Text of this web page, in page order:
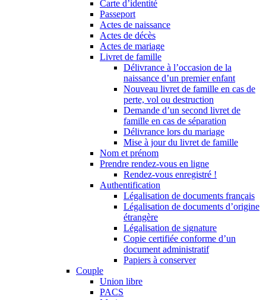
Carte d’identité
Passeport
Actes de naissance
Actes de décès
Actes de mariage
Livret de famille
Délivrance à l’occasion de la
naissance d’un premier enfant
Nouveau livret de famille en cas de
perte, vol ou destruction
Demande d’un second livret de
famille en cas de séparation
Délivrance lors du mariage
Mise à jour du livret de famille
Nom et prénom
Prendre rendez-vous en ligne
Rendez-vous enregistré !
Authentification
Légalisation de documents français
Légalisation de documents d’origine
étrangère
Légalisation de signature
Copie certifiée conforme d’un
document administratif
Papiers à conserver
Couple
Union libre
PACS